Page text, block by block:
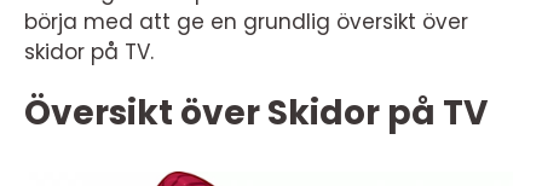
börja med att ge en grundlig översikt över
skidor på TV.
Översikt över Skidor på TV